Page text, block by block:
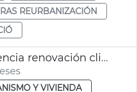
REURBANIZACIÓN
Ayuntamiento València renovación climatitzación Mercado de Colón
Y VIVIENDA